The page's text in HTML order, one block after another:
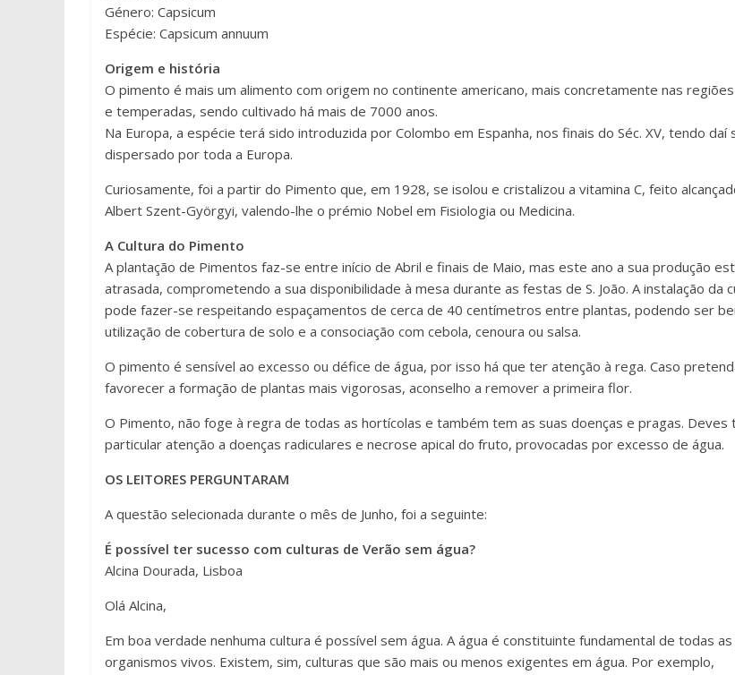
Género: Capsicum
Espécie: Capsicum annuum
Origem e história
O pimento é mais um alimento com origem no continente americano, mais concretamente nas
e temperadas, sendo cultivado há mais de 7000 anos.
Na Europa, a espécie terá sido introduzida por Colombo em Espanha, nos finais do Séc. XV, tendo daí
dispersado por toda a Europa.
Curiosamente, foi a partir do Pimento que, em 1928, se isolou e cristalizou a vitamina C, feito
Albert Szent-Györgyi, valendo-lhe o prémio Nobel em Fisiologia ou Medicina.
A Cultura do Pimento
A plantação de Pimentos faz-se entre início de Abril e finais de Maio, mas este ano a sua produção
atrasada, comprometendo a sua disponibilidade à mesa durante as festas de S. João. A instalação da
pode fazer-se respeitando espaçamentos de cerca de 40 centímetros entre plantas, podendo ser
utilização de cobertura de solo e a consociação com cebola, cenoura ou salsa.
O pimento é sensível ao excesso ou défice de água, por isso há que ter atenção à rega. Caso
favorecer a formação de plantas mais vigorosas, aconselho a remover a primeira flor.
O Pimento, não foge à regra de todas as hortícolas e também tem as suas doenças e pragas. Deves
particular atenção a doenças radiculares e necrose apical do fruto, provocadas por excesso de água.
OS LEITORES PERGUNTARAM
A questão selecionada durante o mês de Junho, foi a seguinte:
É possível ter sucesso com culturas de Verão sem água?
Alcina Dourada, Lisboa
Olá Alcina,
Em boa verdade nenhuma cultura é possível sem água. A água é constituinte fundamental de todas
organismos vivos. Existem, sim, culturas que são mais ou menos exigentes em água. Por exemplo,